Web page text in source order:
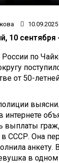
10 сентября
по
от 50-
интернете
выплаты
СССР. Она
анкету.
в